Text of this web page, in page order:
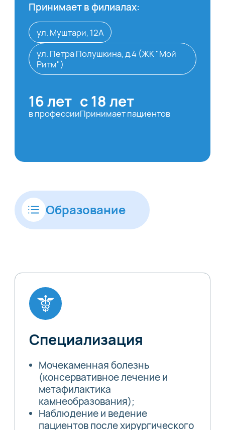
Принимает в филиалах:
ул. Муштари, 12А
ул. Петра Полушкина, д.4 (ЖК "Мой
Ритм")
16 лет
в профессии
с 18 лет
Принимает пациентов
Образование
Специализация
Мочекаменная болезнь
(консервативное лечение и
метафилактика
камнеобразования);
Наблюдение и ведение
пациентов после хирургического